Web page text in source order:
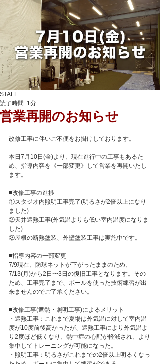
営業再開のお知らせ
STAFF
読了時間: 1分
改修工事に伴いご不便をお掛けしております。
本日7月10日(金)より、現在進行中の工事もあるた
め、指導内容を《一部変更》して営業を再開いたし
ます。
■改修工事の進捗
①スタジオ内照明工事完了(明るさが2倍以上になり
ました)
②天井遮熱工事(外気温よりも低い室内温度になりま
した)
③屋根の断熱塗装、外壁塗装工事は実施中です。
■指導内容の一部変更
7/9現在、防球ネットが下がったままのため、
7/13(月)から2日〜3日の復旧工事となります。その
ため、工事完了まで、ボールを使った技術練習が出
来ませんのでご了承ください。
■改修工事(遮熱・照明工事)によるメリット
・遮熱工事：これまで夏場は外気温に対して室内温
度が10度前後高かったが、遮熱工事により外気温よ
り2度ほど低くなり、熱中症の心配が軽減され、より
集中してトレーニングが可能になった。
・照明工事：明るさがこれまでの2倍以上明るくなっ